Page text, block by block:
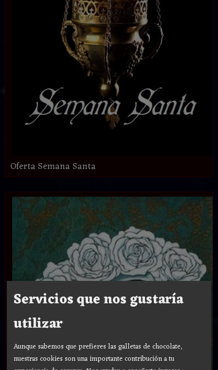
Oferta Semana Santa
Servicios que nos gustaría
utilizar
Aunque sabemos que prefieres las galletas de chocolate,
nuestras cookies son una importante contribución a tu